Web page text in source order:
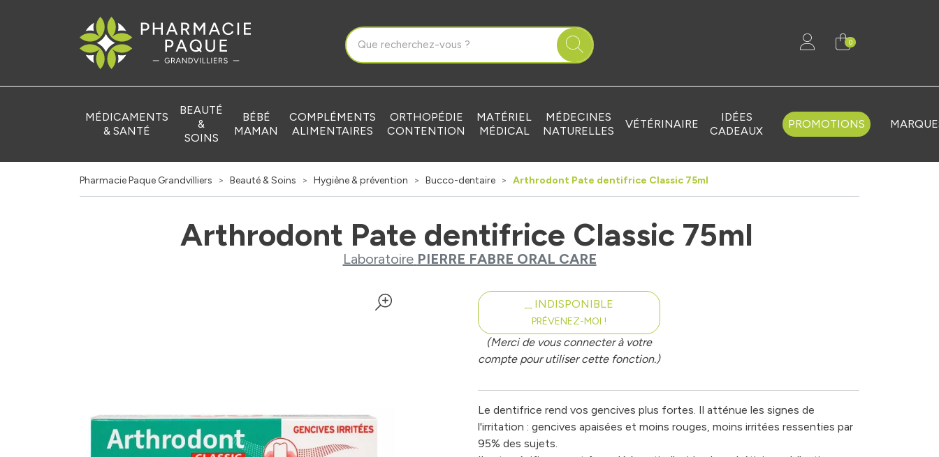
Pharmacie Paque Grandvilliers Votre pharmacie en ligne à votre service
0
MÉDICAMENTS
& SANTÉ
BEAUTÉ
&
SOINS
BÉBÉ
MAMAN
COMPLÉMENTS
ALIMENTAIRES
ORTHOPÉDIE
CONTENTION
MATÉRIEL
MÉDICAL
MÉDECINES
NATURELLES
VÉTÉRINAIRE
IDÉES
CADEAUX
PROMOTIONS
Pharmacie Paque Grandvilliers Beauté & Soins Hygiène & prévention Bucco-dentaire Arthrodont Pate dentifrice Classic 75ml
Arthrodont Pate dentifrice Classic 75ml
Laboratoire PIERRE FABRE ORAL CARE
INDISPONIBLE
PRÉVENEZ-MOI !
(Merci de vous connecter à votre
compte pour utiliser cette fonction.)
Le dentifrice rend vos gencives plus fortes. Il atténue les signes de
l'irritation : gencives apaisées et moins rouges, moins irritées ressenties par
95% des sujets.